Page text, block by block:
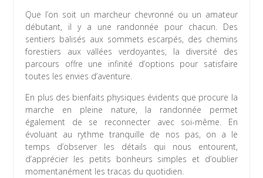
Que l’on soit un marcheur chevronné ou un amateur
débutant, il y a une randonnée pour chacun. Des
sentiers balisés aux sommets escarpés, des chemins
forestiers aux vallées verdoyantes, la diversité des
parcours offre une infinité d’options pour satisfaire
toutes les envies d’aventure.
En plus des bienfaits physiques évidents que procure la
marche en pleine nature, la randonnée permet
également de se reconnecter avec soi-même. En
évoluant au rythme tranquille de nos pas, on a le
temps d’observer les détails qui nous entourent,
d’apprécier les petits bonheurs simples et d’oublier
momentanément les tracas du quotidien.